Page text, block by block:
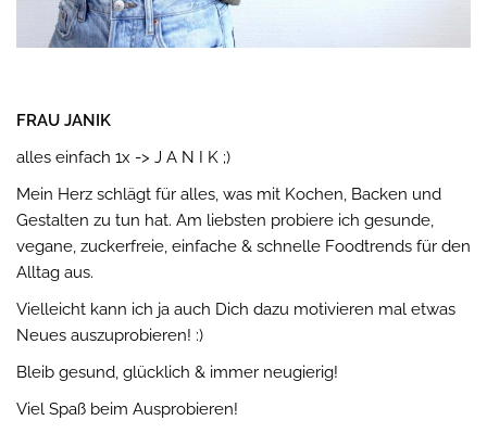
FRAU JANIK
alles einfach 1x -> J A N I K ;)
Mein Herz schlägt für alles, was mit Kochen, Backen und
Gestalten zu tun hat. Am liebsten probiere ich gesunde,
vegane, zuckerfreie, einfache & schnelle Foodtrends für den
Alltag aus.
Vielleicht kann ich ja auch Dich dazu motivieren mal etwas
Neues auszuprobieren! :)
Bleib gesund, glücklich & immer neugierig!
Viel Spaß beim Ausprobieren!